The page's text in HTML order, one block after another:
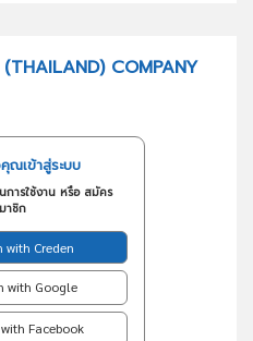
COMPANY
ณเข้าสู่ระบบ
การใช้งาน หรือ สมัคร
าชิก
with Creden
with Google
Facebook